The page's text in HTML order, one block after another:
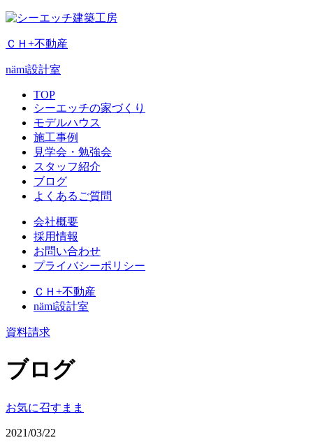
ＣＨ+不動産
nämi設計室
TOP
シーエッチの家づくり
モデルハウス
施工事例
見学会・勉強会
スタッフ紹介
ブログ
よくあるご質問
会社概要
採用情報
お問い合わせ
プライバシーポリシー
ＣＨ+不動産
nämi設計室
資料請求
ブログ
お気に召すまま
2021/03/22